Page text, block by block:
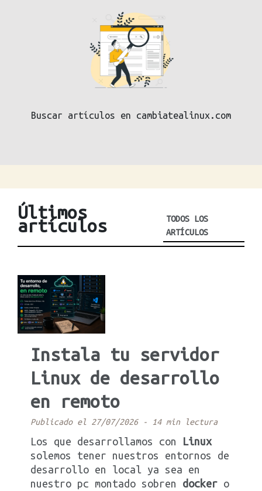
Buscar artículos en cambiatealinux.com
Últimos
artículos
TODOS LOS
ARTÍCULOS
Instala tu servidor
Linux de desarrollo
en remoto
Publicado el 27/07/2026- 14 min lectura
Los que desarrollamos con Linux
solemos tener nuestros entornos de
desarrollo en local ya sea en
nuestro pc montado sobren docker o